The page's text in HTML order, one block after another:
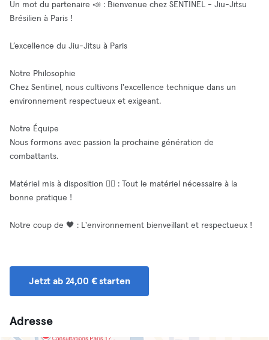
Un mot du partenaire 📣 : Bienvenue chez SENTINEL - Jiu-Jitsu
Brésilien à Paris !
L’excellence du Jiu-Jitsu à Paris
Notre Philosophie
Chez Sentinel, nous cultivons l'excellence technique dans un
environnement respectueux et exigeant.
Notre Équipe
Nous formons avec passion la prochaine génération de
combattants.
Matériel mis à disposition 🧘‍♂️ : Tout le matériel nécessaire à la
bonne pratique !
Notre coup de 🖤 : L'environnement bienveillant et respectueux !
Jetzt ab 24,00 € starten
Adresse